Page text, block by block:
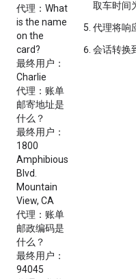
代理 ：What
is the name
on the
card?
最终用户 ：
Charlie
代理 ：账单
邮寄地址是
什么？
最终用户 ：
1800
Amphibious
Blvd.
Mountain
View, CA
代理 ：账单
邮政编码是
什么？
最终用户 ：
94045
取车时间
代理将响
会话转换